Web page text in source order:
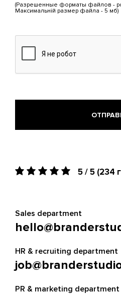
(Разрешенные форматы файлов -
Максимальній размер файла - 5 мб)
5
МБ.
doc,
ods.
5 / 5 (234
Sales department
HR & recruiting department
PR & marketing department